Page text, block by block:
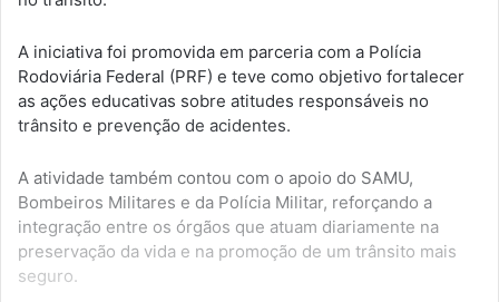
A iniciativa foi promovida em parceria com a Polícia
Rodoviária Federal (PRF) e teve como objetivo fortalecer
as ações educativas sobre atitudes responsáveis no
trânsito e prevenção de acidentes.
A atividade também contou com o apoio do SAMU,
Bombeiros Militares e da Polícia Militar, reforçando a
integração entre os órgãos que atuam diariamente na
preservação da vida e na promoção de um trânsito mais
seguro.